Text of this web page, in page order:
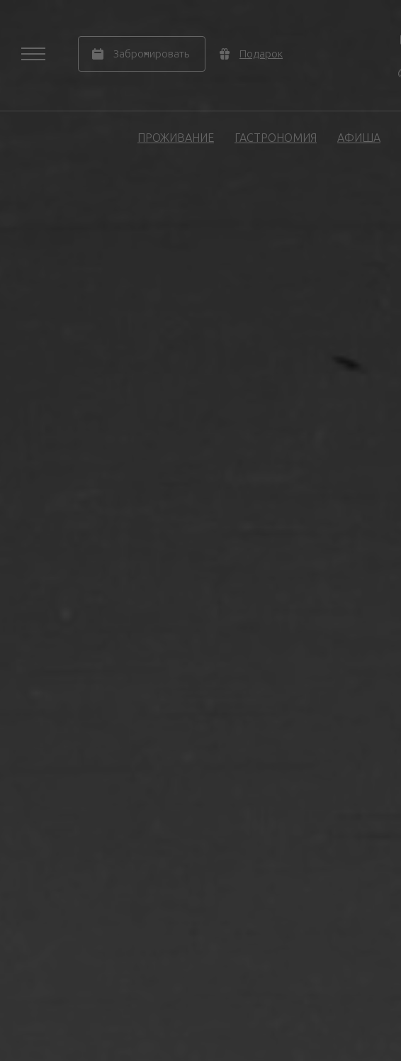
ПРОЖИВАНИЕ ГАСТРОНОМИЯ АФИША
Подарок
Забронировать